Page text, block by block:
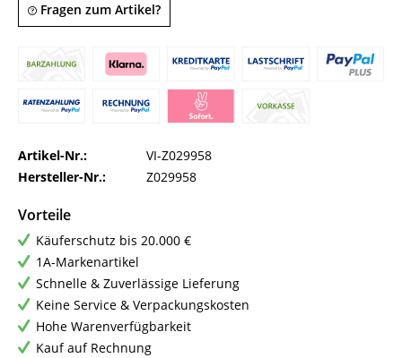
Fragen zum Artikel?
Artikel-Nr.:
VI-Z029958
Hersteller-Nr.:
Z029958
Vorteile
Käuferschutz bis 20.000 €
1A-Markenartikel
Schnelle & Zuverlässige Lieferung
Keine Service & Verpackungskosten
Hohe Warenverfügbarkeit
Kauf auf Rechnung